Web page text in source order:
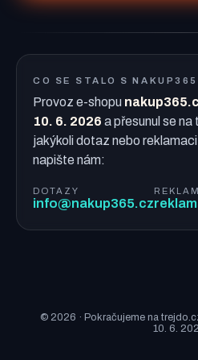
CO SE STALO S
Provoz e-shopu
10. 6. 2026 a přesunul se
jakýkoli dotaz nebo
napište nám:
DOTAZY
info@nakup365.cz
© 2026 · Pokračujeme na
10. 6.